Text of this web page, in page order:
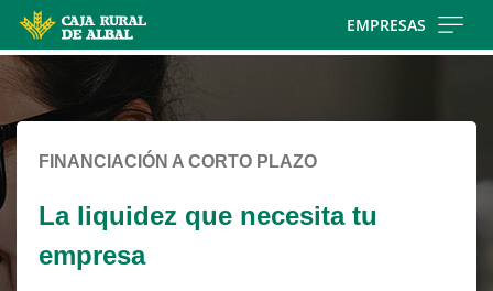
EMPRESAS
Cargando
contenido,
por
espere...
FINANCIACIÓN A CORTO PLAZO
La liquidez que necesita tu
empresa